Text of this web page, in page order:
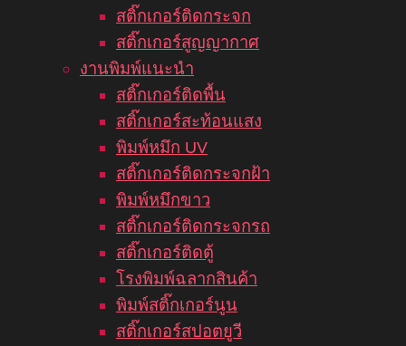
สติ๊กเกอร์ติดกระจก
สติ๊กเกอร์สูญญากาศ
งานพิมพ์แนะนำ
สติ๊กเกอร์ติดพื้น
สติ๊กเกอร์สะท้อนแสง
พิมพ์หมึก UV
สติ๊กเกอร์ติดกระจกฝ้า
พิมพ์หมึกขาว
สติ๊กเกอร์ติดกระจกรถ
สติ๊กเกอร์ติดตู้
โรงพิมพ์ฉลากสินค้า
พิมพ์สติ๊กเกอร์นูน
สติ๊กเกอร์สปอตยูวี